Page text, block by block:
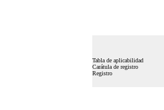
Tabla de aplicabilidad
Carátula de registro
Registro